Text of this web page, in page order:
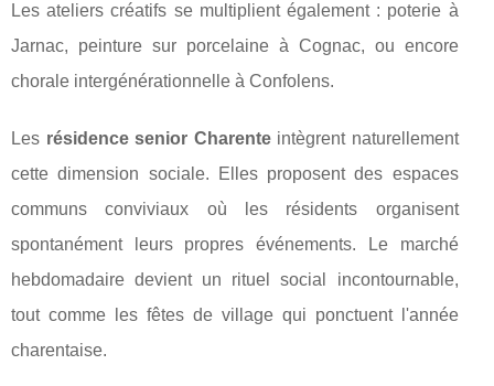
Les ateliers créatifs se multiplient également : poterie à
Jarnac, peinture sur porcelaine à Cognac, ou encore
chorale intergénérationnelle à Confolens.
Les résidence senior Charenteintègrent naturellement
cette dimension sociale. Elles proposent des espaces
communs conviviaux où les résidents organisent
spontanément leurs propres événements. Le marché
hebdomadaire devient un rituel social incontournable,
tout comme les fêtes de village qui ponctuent l'année
charentaise.